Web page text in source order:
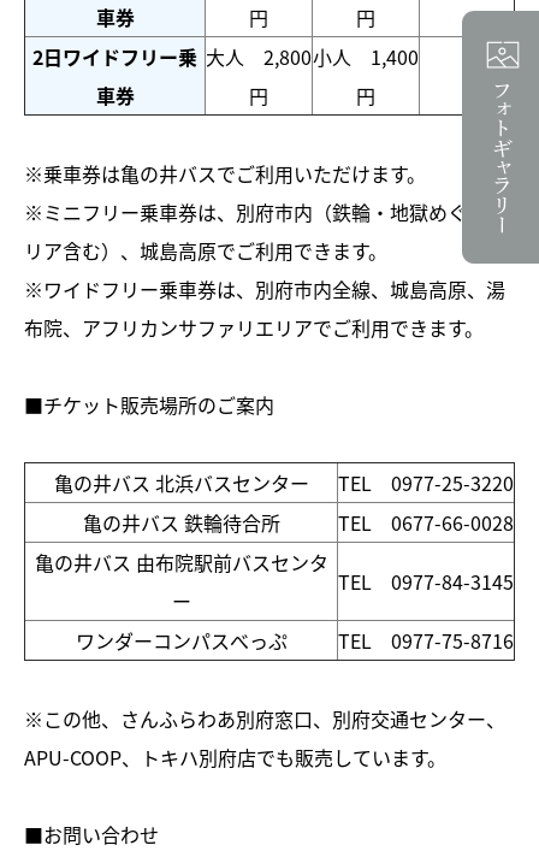
車券
円
円
2日ワイドフリー乗
車券
大人 2,800
円
小人 1,400
円
※乗車券は亀の井バスでご利用いただけます。
※ミニフリー乗車券は、別府市内（鉄輪・地獄めぐりエ
リア含む）、城島高原でご利用できます。
※ワイドフリー乗車券は、別府市内全線、城島高原、湯
布院、アフリカンサファリエリアでご利用できます。
■チケット販売場所のご案内
亀の井バス 北浜バスセンター
TEL 0977-25-3220
亀の井バス 鉄輪待合所
TEL 0677-66-0028
亀の井バス 由布院駅前バスセンタ
ー
TEL 0977-84-3145
ワンダーコンパスべっぷ TEL 0977-75-8716
※この他、さんふらわあ別府窓口、別府交通センター、
APU-COOP、トキハ別府店でも販売しています。
■お問い合わせ